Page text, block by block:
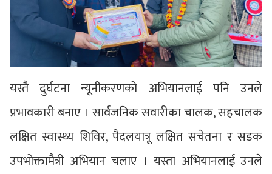
यस्तै दुर्घटना न्यूनीकरणको अभियानलाई पनि उनले
प्रभावकारी बनाए । सार्वजनिक सवारीका चालक, सहचालक
लक्षित स्वास्थ्य शिविर, पैदलयात्रू लक्षित सचेतना र सडक
उपभोक्तामैत्री अभियान चलाए । यस्ता अभियानलाई उनले